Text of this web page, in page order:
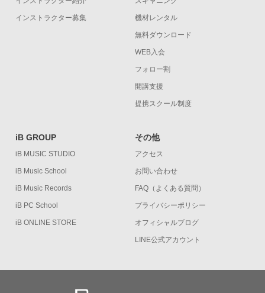
インストラクター募集 機材レンタル
無料ダウンロード
WEB入会
フォロー割
開講支援
提携スクール制度
iB GROUP
iB MUSIC STUDIO
iB Music School
iB Music Records
iB PC School
iB ONLINE STORE
その他
アクセス
お問い合わせ
FAQ（よくある質問）
プライバシーポリシー
オフィシャルブログ
LINE公式アカウント